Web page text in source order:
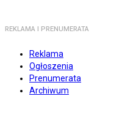
REKLAMA I PRENUMERATA
Reklama
Ogłoszenia
Prenumerata
Archiwum